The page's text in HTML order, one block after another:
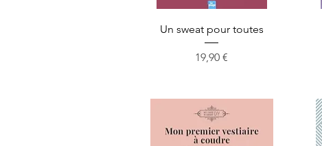
Aperçu rapide
Un sweat pour toutes
Prix
19,90 €